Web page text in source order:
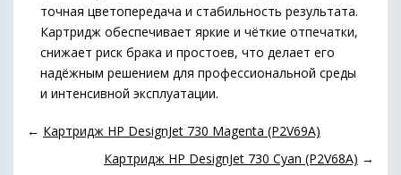
точная цветопередача и стабильность результата.
Картридж обеспечивает яркие и чёткие отпечатки,
снижает риск брака и простоев, что делает его
надёжным решением для профессиональной среды
и интенсивной эксплуатации.
← Картридж HP DesignJet 730 Magenta (P2V69A)
Картридж HP DesignJet 730 Cyan (P2V68A) →